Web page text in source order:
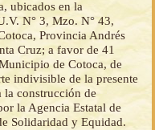
ubicados en la
N° 3, Mzo. N° 43,
Provincia Andrés
Cruz; a favor de 41
de Cotoca, de
indivisible de la presente
la construcción de
la Agencia Estatal de
Solidaridad y Equidad.